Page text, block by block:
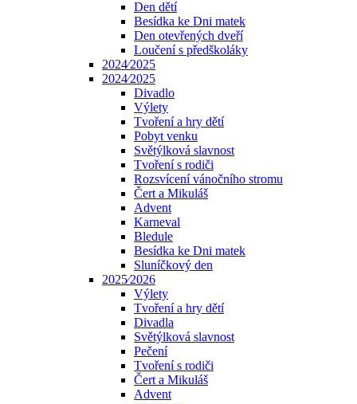
Den dětí
Besídka ke Dni matek
Den otevřených dveří
Loučení s předškoláky
2024⁄2025
2024⁄2025
Divadlo
Výlety
Tvoření a hry dětí
Pobyt venku
Světýlková slavnost
Tvoření s rodiči
Rozsvícení vánočního stromu
Čert a Mikuláš
Advent
Karneval
Bledule
Besídka ke Dni matek
Sluníčkový den
2025⁄2026
Výlety
Tvoření a hry dětí
Divadla
Světýlková slavnost
Pečení
Tvoření s rodiči
Čert a Mikuláš
Advent